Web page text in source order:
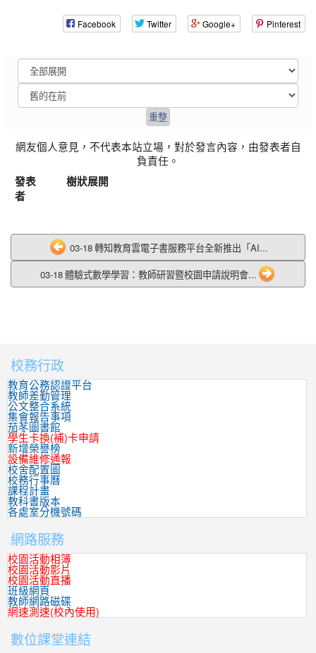
Facebook Twitter Google+ Pinterest
網友個人意見，不代表本站立場，對於發言內容，由發表者自
負責任。
發表
者
樹狀展開
03-18 轉知教育雲電子書服務平台全新推出「AI...
03-18 體驗式數學學習：教師研習暨校園申請說明會...
:::
校務行政
教育公務認證平台
教師差勤管理
公文整合系統
集會報告事項
茄苳圖書館
學生卡換(補)卡申請
新增榮譽榜
設備維修通報
校舍配置圖
校務行事曆
課程計畫
教科書版本
各處室分機號碼
網路服務
校園活動相簿
校園活動影片
校園活動直播
班級網頁
教師網路磁碟
網速測速(校內使用)
數位課堂連結